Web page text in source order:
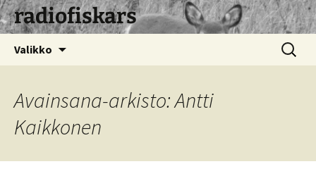
radiofiskars
Valikko Haku:
Avainsana-arkisto: Antti
Kaikkonen